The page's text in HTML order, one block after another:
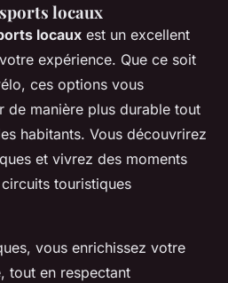
locaux
locaux est un excellent
expérience. Que ce soit
ces options vous
de manière plus durable tout
habitants. Vous découvrirez
et vivrez des moments
touristiques
vous enrichissez votre
tout en respectant